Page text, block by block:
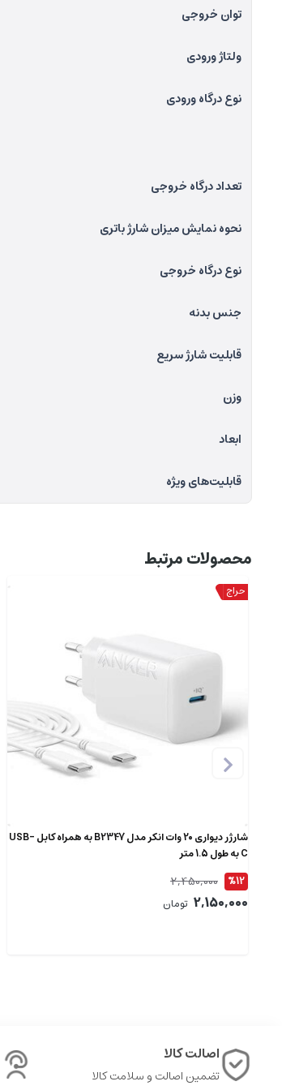
توان خروجی
ولتاژ ورودی
نوع درگاه ورودی
تعداد درگاه خروجی
نحوه نمایش میزان شارژ باتری
نوع درگاه خروجی
جنس بدنه
قابلیت شارژ سریع
وزن
ابعاد
قابلیت‌های ویژه
محصولات مرتبط
شارژر دیواری 20 وات انکر مدل B2347 به همراه کابل USB-
C به طول 1.5 متر
%12
2,450,000
2,150,000 تومان
اصالت کالا
تضمین اصالت و سلامت کالا